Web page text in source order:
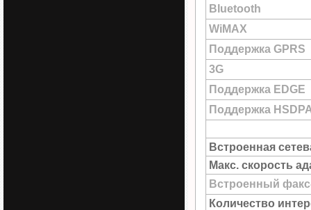
Bluetooth
WiMAX
Поддержка GPRS
3G
Поддержка EDGE
Поддержка
Встроенная
Макс. скорость
Встроенный
Количество